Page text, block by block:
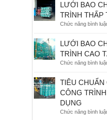
LƯỚI BAO
TRÌNH THẤP
Chức năng bình
LƯỚI BAO
TRÌNH CAO
Chức năng bình
TIÊU CHUẨN
CÔNG
DỤNG
Chức năng bình